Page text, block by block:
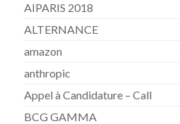
AIPARIS 2018
ALTERNANCE
amazon
anthropic
Appel à Candidature – Call
BCG GAMMA